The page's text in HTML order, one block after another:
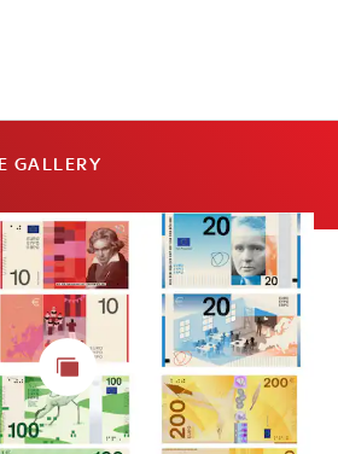
GALLERY